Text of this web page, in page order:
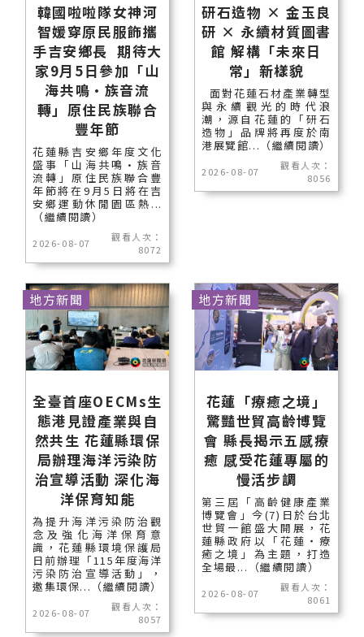
韓國啦啦隊女神河
智媛穿原民服飾攜
手吉安鄉長 期待大
家9月5日參加「山
海共鳴•族音流
轉」原住民族聯合
豐年節
花蓮縣吉安鄉年度文化
盛事「山海共鳴•族音
流轉」原住民族聯合豐
年節將在9月5日將在吉
安鄉運動休閒園區熱...
（繼續閱讀）
2026-08-07
觀看人次：
8072
研石造物 × 金玉良
研 × 永續材質圖書
館 解構「未來日
常」新樣貌
面對花蓮石材產業轉型
與永續觀光的時代浪
潮，源自花蓮的「研石
造物」品牌將再度於南
港展覽館...（繼續閱讀）
2026-08-07
觀看人次：
8056
全臺首座OECMs生
態港見證產業與自
然共生 花蓮縣環保
局辦理海洋污染防
治宣導活動 深化海
洋保育知能
為提升海洋污染防治觀
念及強化海洋保育意
識，花蓮縣環境保護局
日前辦理「115年度海洋
污染防治宣導活動」，
邀集環保...（繼續閱讀）
2026-08-07
觀看人次：
8057
地方新聞
花蓮「療癒之境」
驚豔世貿高齡博覽
會 縣長揭示五感療
癒 感受花蓮專屬的
慢活步調
第三屆「高齡健康產業
博覽會」今(7)日於台北
世貿一館盛大開展，花
蓮縣政府以「花蓮‧療
癒之境」為主題，打造
全場最...（繼續閱讀）
2026-08-07
觀看人次：
8061
地方新聞